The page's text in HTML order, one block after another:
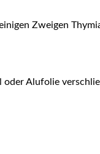
Zwei­gen
Alu­fo­lie